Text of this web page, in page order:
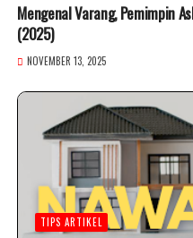
Mengenal Varang, Pemimpin
(2025)
NOVEMBER 13, 2025
TIPS ARTIKEL